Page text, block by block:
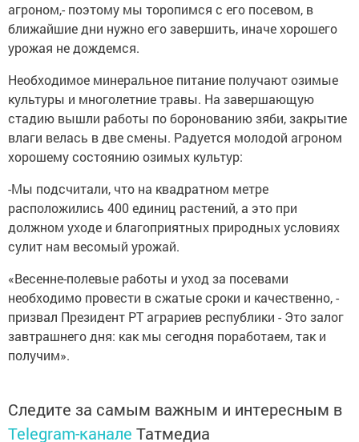
агроном,- поэтому мы торопимся с его посевом, в
ближайшие дни нужно его завершить, иначе хорошего
урожая не дождемся.
Необходимое минеральное питание получают озимые
культуры и многолетние травы. На завершающую
стадию вышли работы по боронованию зяби, закрытие
влаги велась в две смены. Радуется молодой агроном
хорошему состоянию озимых культур:
-Мы подсчитали, что на квадратном метре
расположились 400 единиц растений, а это при
должном уходе и благоприятных природных условиях
сулит нам весомый урожай.
«Весенне-полевые работы и уход за посевами
необходимо провести в сжатые сроки и качественно, -
призвал Президент РТ аграриев республики - Это залог
завтрашнего дня: как мы сегодня поработаем, так и
получим».
Следите за самым важным и интересным в
Telegram-канале Татмедиа